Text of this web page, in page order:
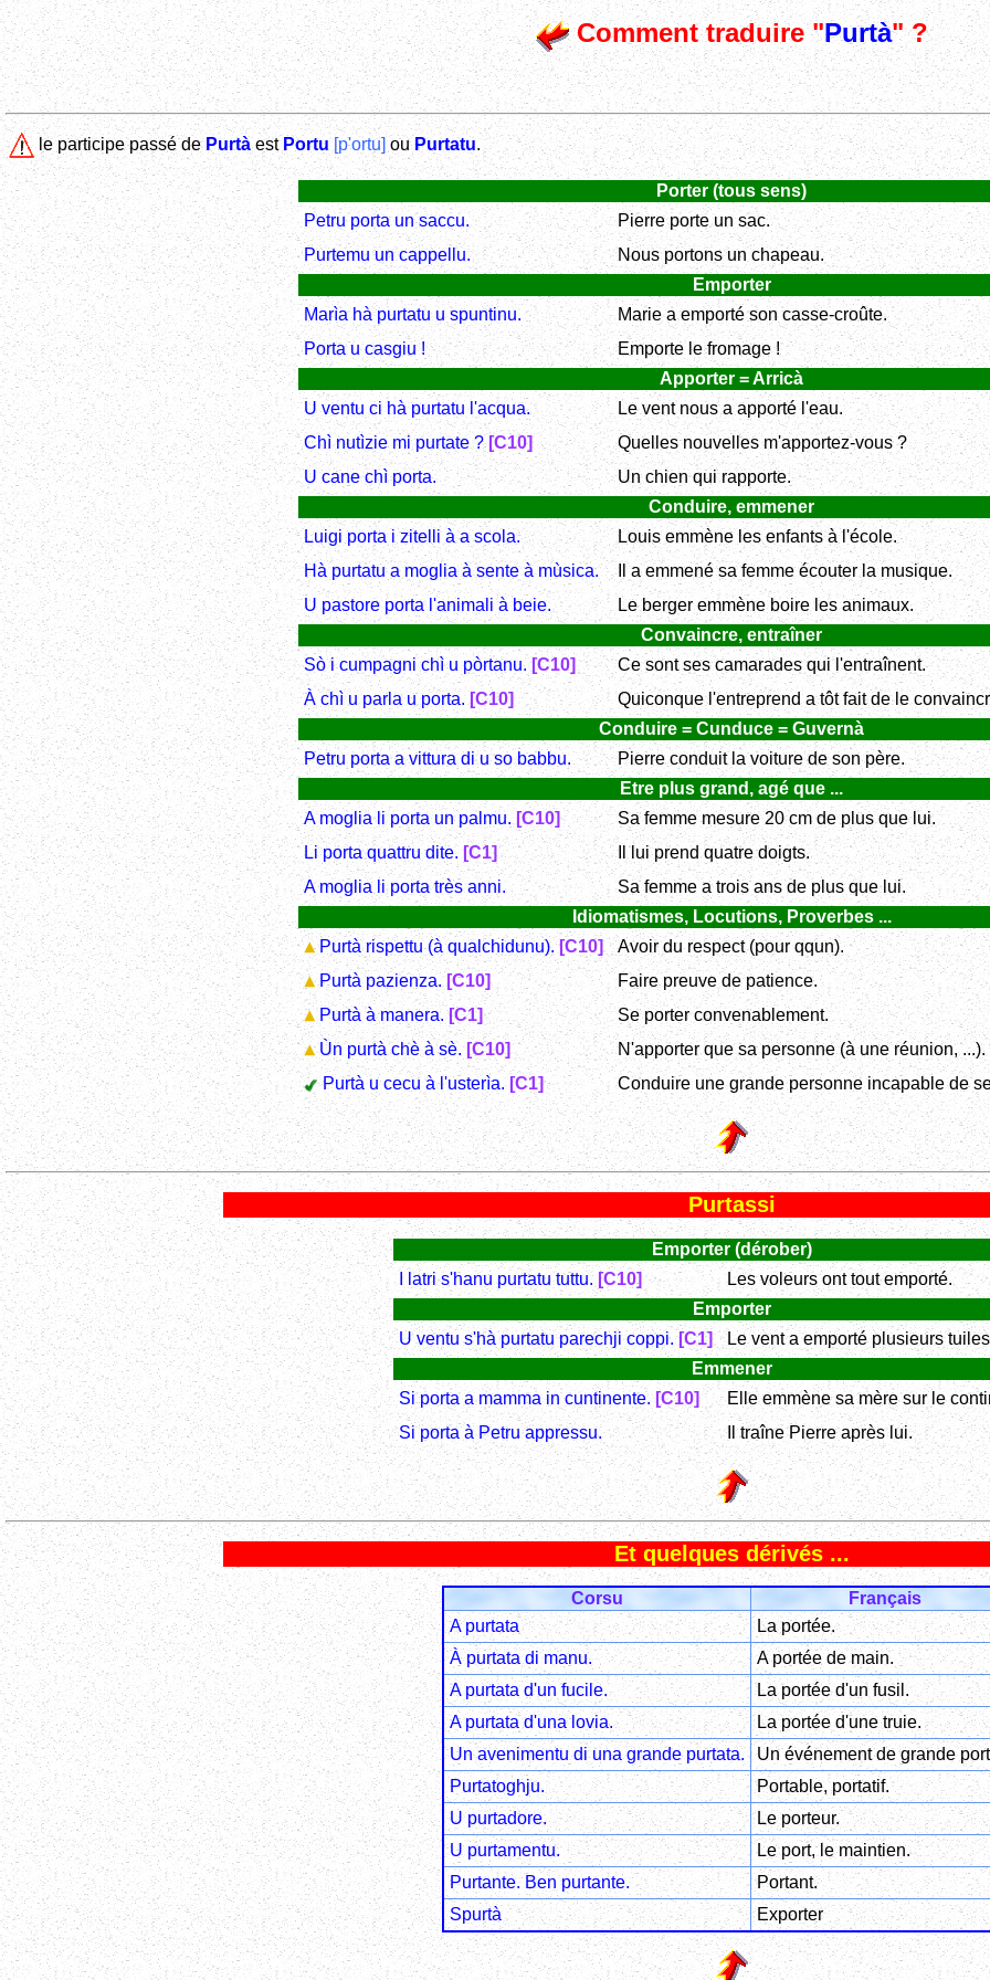
Comment traduire "Purtà" ?
le participe passé de Purtàest Portu [p'ortu]ouPurtatu.
Porter (tous sens)
Petru porta un saccu.
Pierre porte un sac.
Purtemu un cappellu.
Nous portons un chapeau.
Emporter
Marìa hà purtatu u spuntinu.
Marie a emporté son casse-croûte.
Porta u casgiu !
Emporte le fromage !
Apporter = Arricà
U ventu ci hà purtatu l'acqua.
Le vent nous a apporté l'eau.
Chì nutìzie mi purtate ? [C10]
Quelles nouvelles m'apportez-vous ?
U cane chì porta.
Un chien qui rapporte.
Conduire, emmener
Luigi porta i zitelli à a scola.
Louis emmène les enfants à l'école.
Hà purtatu a moglia à sente à mùsica.
Il a emmené sa femme écouter la musique.
U pastore porta l'animali à beie.
Le berger emmène boire les animaux.
Convaincre, entraîner
Sò i cumpagni chì u pòrtanu.[C10]
Ce sont ses camarades qui l'entraînent.
À chì u parla u porta. [C10]
Quiconque l'entreprend a tôt fait de le
Conduire = Cunduce = Guvernà
Petru porta a vittura di u so babbu.
Pierre conduit la voiture de son père.
Etre plus grand, agé que ...
A moglia li porta un palmu. [C10]
Sa femme mesure 20 cm de plus que lui.
Li porta quattru dite. [C1]
Il lui prend quatre doigts.
A moglia li porta très anni.
Sa femme a trois ans de plus que lui.
Idiomatismes, Locutions, Proverbes ...
Purtà rispettu (à qualchidunu).[C10]
Avoir du respect (pour qqun).
Purtà pazienza. [C10]
Faire preuve de patience.
Purtà à manera.[C1]
Se porter convenablement.
Ùn purtà chè à sè. [C10]
N'apporter que sa personne (à une réunion, ...).
Purtà u cecu à l'usterìa. [C1] Conduire une grande personne incapable de
Purtassi
Emporter (dérober)
I latri s'hanu purtatu tuttu. [C10]
Les voleurs ont tout emporté.
Emporter
U ventu s'hà purtatu parechji coppi.[C1]
Le vent a emporté plusieurs
Emmener
Si porta a mamma in cuntinente. [C10]
Elle emmène sa mère sur le
Si porta à Petru appressu.
Il traîne Pierre après lui.
Et quelques dérivés ...
Corsu
Français
A purtata
La portée.
À purtata di manu.
A portée de main.
A purtata d'un fucile.
La portée d'un fusil.
A purtata d'una lovia.
La portée d'une truie.
Un avenimentu di una grande purtata.
Un événement de grande
Purtatoghju.
Portable, portatif.
U purtadore.
Le porteur.
U purtamentu.
Le port, le maintien.
Purtante. Ben purtante.
Portant.
Spurtà
Exporter